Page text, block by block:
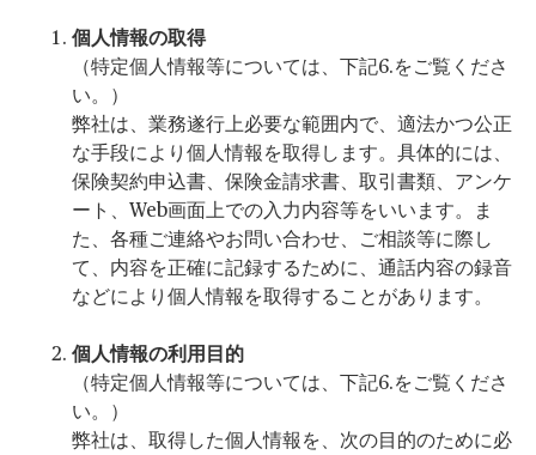
個人情報の取得
（特定個人情報等については、下記6.をご覧くださ
い。）
弊社は、業務遂行上必要な範囲内で、適法かつ公正
な手段により個人情報を取得します。具体的には、
保険契約申込書、保険金請求書、取引書類、アンケ
ート、Web画面上での入力内容等をいいます。ま
た、各種ご連絡やお問い合わせ、ご相談等に際し
て、内容を正確に記録するために、通話内容の録音
などにより個人情報を取得することがあります。
個人情報の利用目的
（特定個人情報等については、下記6.をご覧くださ
い。）
弊社は、取得した個人情報を、次の目的のために必